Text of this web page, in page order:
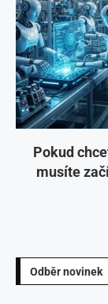
Pokud
musíte
Odběr novinek